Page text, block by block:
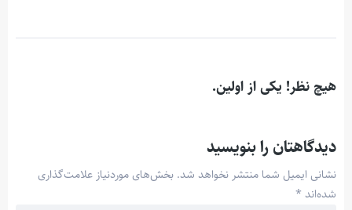
هیچ نظر! یکی از اولین.
دیدگاهتان را بنویسید
نشانی ایمیل شما منتشر نخواهد شد. بخش‌های موردنیاز علامت‌گذاری
شده‌اند *